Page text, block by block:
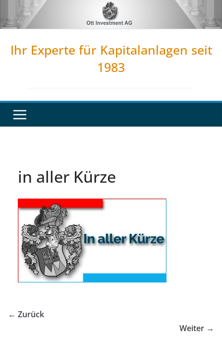
Inhalt
Ihr Experte für Kapitalanlagen seit
1983
in aller Kürze
← Zurück
Weiter →